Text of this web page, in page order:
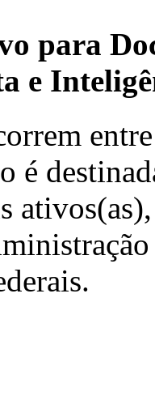
para
e
é